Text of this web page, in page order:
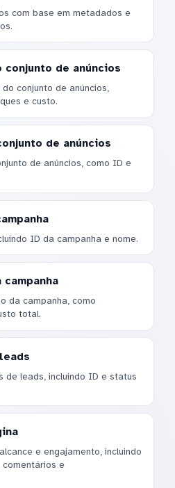
com base em metadados e
conjunto de anúncios
conjunto de anúncios,
e custo.
de anúncios
de anúncios, como ID e
ID da campanha e nome.
campanha
da campanha, como
total.
de leads, incluindo ID e status
e engajamento, incluindo
e